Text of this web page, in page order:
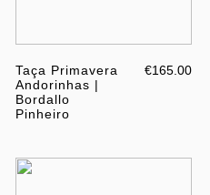
Taça Primavera
Andorinhas |
Bordallo
Pinheiro
€165.00